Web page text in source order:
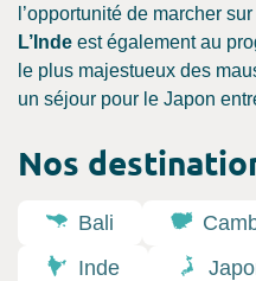
l’opportunité de marcher
L’Inde est également au
le plus majestueux des
un séjour pour le Japon
Nos
Bali
Inde